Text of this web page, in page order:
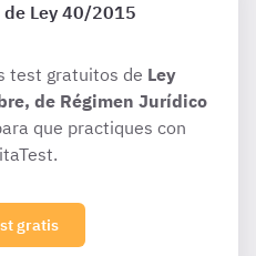
Ley 40/2015
test gratuitos de Ley
de Régimen Jurídico
que practiques con
gratis